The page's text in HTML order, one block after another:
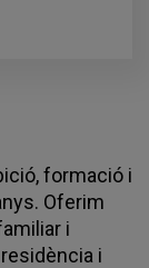
formació i
Oferim
i
i